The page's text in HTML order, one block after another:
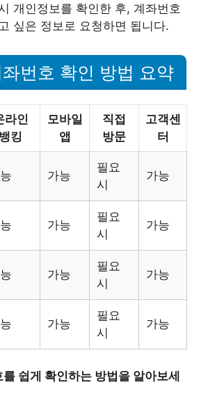
개인정보를 확인한 후, 계좌번호
싶은 정보로 요청하면 됩니다.
번호 확인 방법 요약
라인
뱅킹
모바일
앱
직접
방문
고객센
터
가능
필요
시
가능
가능
필요
시
가능
가능
필요
시
가능
가능
필요
시
가능
쉽게 확인하는 방법을 알아보세